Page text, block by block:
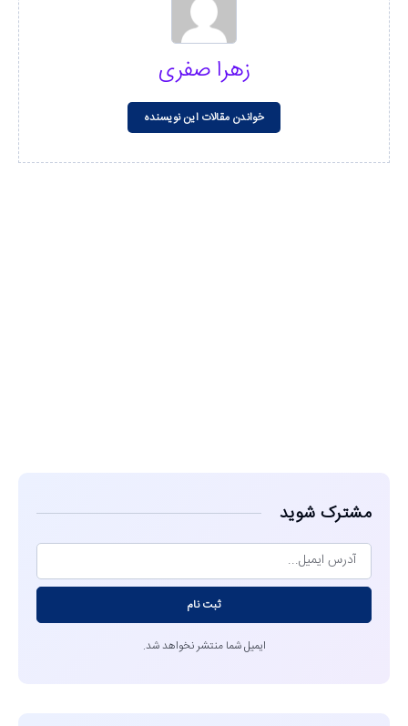
زهرا صفری
خواندن مقالات این نویسنده
مشترک شوید
ثبت نام
ایمیل شما منتشر نخواهد شد.